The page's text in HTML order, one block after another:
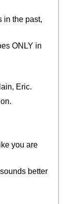
in the past,
ONLY in
Eric.
you are
better